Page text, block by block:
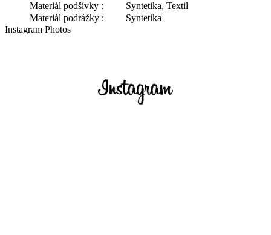
Materiál podšívky :
Syntetika, Textil
Materiál podrážky :
Syntetika
Instagram Photos